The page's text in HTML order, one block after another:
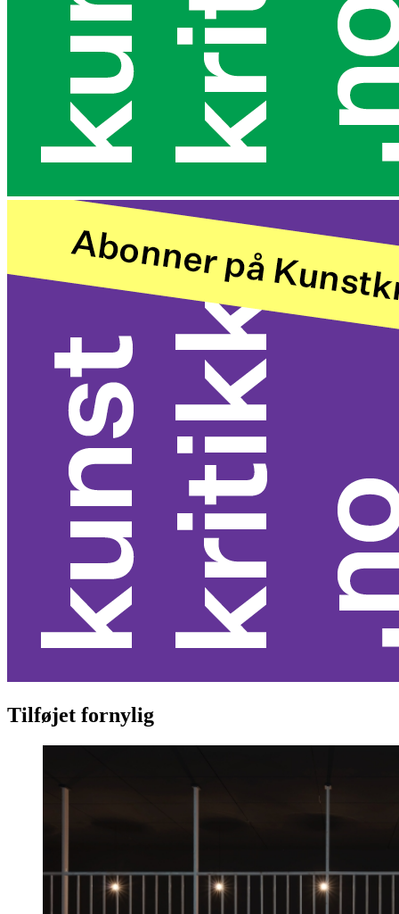
Tilføjet fornylig